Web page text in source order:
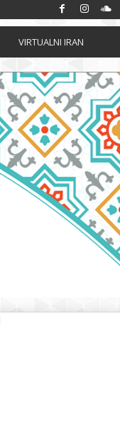
VIRTUALNI IRAN